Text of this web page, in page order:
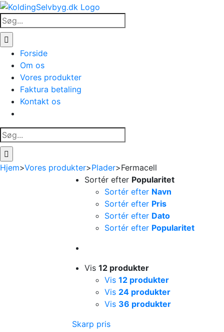
Skip
to
content
Søg
efter:
Forside
Om os
Vores produkter
Faktura betaling
Kontakt os
Søg
efter:
Hjem>Vores produkter>Plader>Fermacell
Sortér efter Popularitet
Sortér efter Navn
Sortér efter Pris
Sortér efter Dato
Sortér efter Popularitet
Vis 12 produkter
Vis 12 produkter
Vis 24 produkter
Vis 36 produkter
Skarp pris